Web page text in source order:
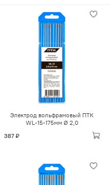
Электрод вольфрамовый ПТК
WL-15-175мм Ø 2,0
387 ₽